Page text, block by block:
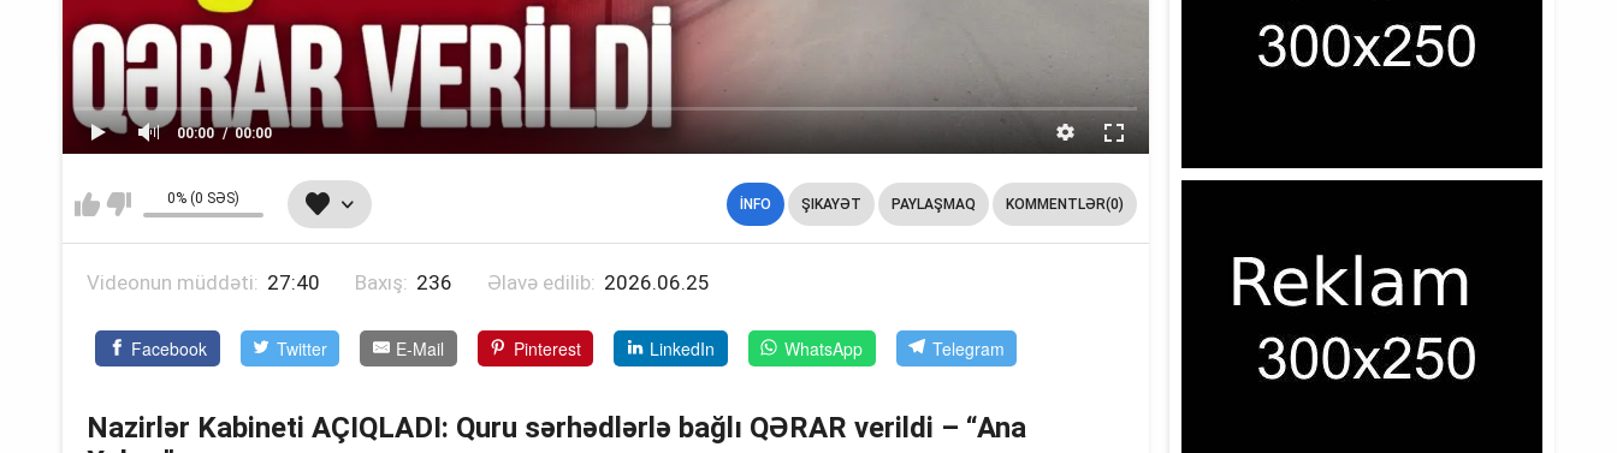
00:00 00:00
0% (0 SƏS) İNFO ŞIKAYƏT PAYLAŞMAQ KOMMENTLƏR(0)
Videonun müddəti: 27:40 Baxış: 236 Əlavə edilib: 2026.06.25
Facebook Twitter E-Mail Pinterest LinkedIn WhatsApp Telegram
Nazirlər Kabineti AÇIQLADI: Quru sərhədlərlə bağlı QƏRAR verildi – “Ana